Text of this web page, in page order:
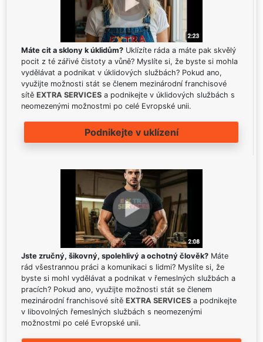
Máte cit a sklony k úklidům? Uklízíte ráda a máte pak skvělý
pocit z té zářivé čistoty a vůně? Myslíte si, že byste si mohla
vydělávat a podnikat v úklidových službách? Pokud ano,
využijte možnosti stát se členem mezinárodní franchisové
sítě EXTRA SERVICES a podnikejte v úklidových službách s
neomezenými možnostmi po celé Evropské unii.
Podnikejte v uklízení
Jste zručný, šikovný, spolehlivý a ochotný člověk? Máte
rád všestrannou práci a komunikaci s lidmi? Myslíte si, že
byste si mohl vydělávat a podnikat v řemeslných službách a
pracích? Pokud ano, využijte možnosti stát se členem
mezinárodní franchisové sítě EXTRA SERVICES a podnikejte
v libovolných řemeslných službách s neomezenými
možnostmi po celé Evropské unii.